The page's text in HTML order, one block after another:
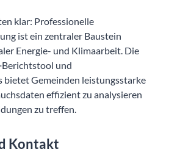
klar: Professionelle
ist ein zentraler Baustein
Energie- und Klimaarbeit. Die
und
bietet Gemeinden leistungsstarke
effizient zu analysieren
zu treffen.
Kontakt